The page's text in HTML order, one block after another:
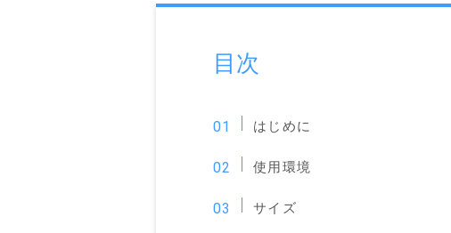
o
o
k
n
目次
はじめに
使用環境
サイズ